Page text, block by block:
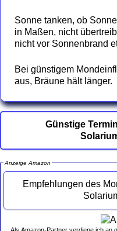
Sonne tanken, ob
in Maßen, nicht
nicht vor Sonnenbrand
Bei günstigem
aus, Bräune hält länger.
Günstige
Anzeige Amazon
Empfehlungen des